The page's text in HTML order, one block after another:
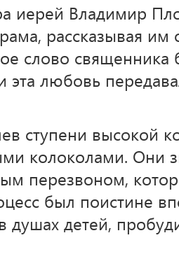
иерей Владимир
рассказывая им
слово
эта любовь
ступени высокой
колоколами. Они
перезвоном,
был поистине
душах детей,